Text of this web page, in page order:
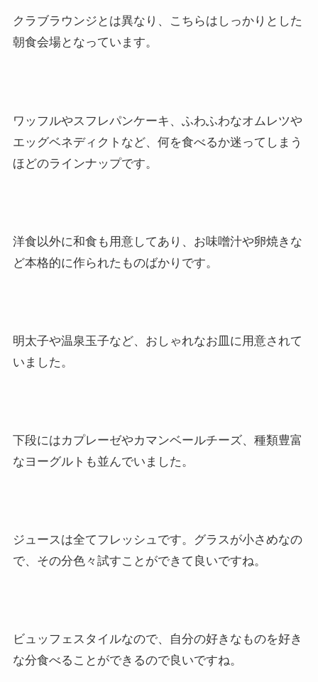
クラブラウンジとは異なり、こちらはしっかりとした
朝食会場となっています。
ワッフルやスフレパンケーキ、ふわふわなオムレツや
エッグベネディクトなど、何を食べるか迷ってしまう
ほどのラインナップです。
洋食以外に和食も用意してあり、お味噌汁や卵焼きな
ど本格的に作られたものばかりです。
明太子や温泉玉子など、おしゃれなお皿に用意されて
いました。
下段にはカプレーゼやカマンベールチーズ、種類豊富
なヨーグルトも並んでいました。
ジュースは全てフレッシュです。グラスが小さめなの
で、その分色々試すことができて良いですね。
ビュッフェスタイルなので、自分の好きなものを好き
な分食べることができるので良いですね。